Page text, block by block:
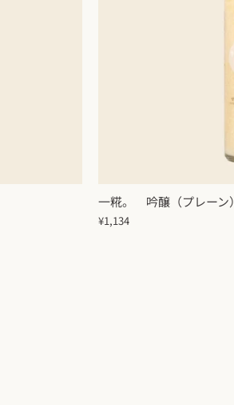
一糀。 吟醸（プレーン）
¥1,134